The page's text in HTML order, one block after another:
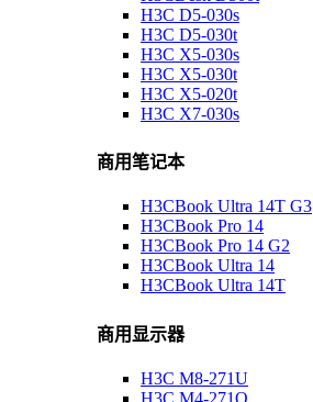
H3C D5-030s
H3C D5-030t
H3C X5-030s
H3C X5-030t
H3C X5-020t
H3C X7-030s
商用笔记本
H3CBook Ultra 14T G3
H3CBook Pro 14
H3CBook Pro 14 G2
H3CBook Ultra 14
H3CBook Ultra 14T
商用显示器
H3C M8-271U
H3C M4-271Q